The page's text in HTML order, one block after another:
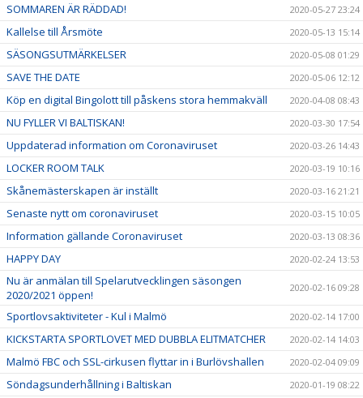
SOMMAREN ÄR RÄDDAD! 2020-05-27 23:24
Kallelse till Årsmöte 2020-05-13 15:14
SÄSONGSUTMÄRKELSER 2020-05-08 01:29
SAVE THE DATE 2020-05-06 12:12
Köp en digital Bingolott till påskens stora hemmakväll 2020-04-08 08:43
NU FYLLER VI BALTISKAN! 2020-03-30 17:54
Uppdaterad information om Coronaviruset 2020-03-26 14:43
LOCKER ROOM TALK 2020-03-19 10:16
Skånemästerskapen är inställt 2020-03-16 21:21
Senaste nytt om coronaviruset 2020-03-15 10:05
Information gällande Coronaviruset 2020-03-13 08:36
HAPPY DAY 2020-02-24 13:53
Nu är anmälan till Spelarutvecklingen säsongen
2020/2021 öppen!
2020-02-16 09:28
Sportlovsaktiviteter - Kul i Malmö 2020-02-14 17:00
KICKSTARTA SPORTLOVET MED DUBBLA ELITMATCHER 2020-02-14 14:03
Malmö FBC och SSL-cirkusen flyttar in i Burlövshallen 2020-02-04 09:09
Söndagsunderhållning i Baltiskan 2020-01-19 08:22